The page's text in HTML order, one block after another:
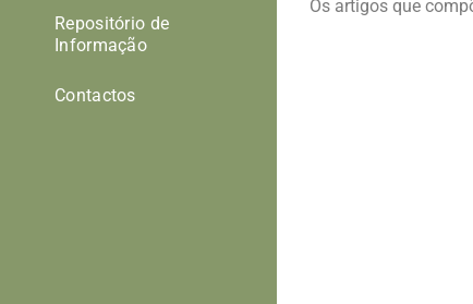
Repositório de
Informação
Contactos
Os artigos que